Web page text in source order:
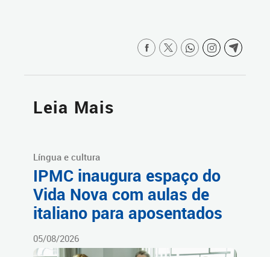
Leia Mais
Língua e cultura
IPMC inaugura espaço do
Vida Nova com aulas de
italiano para aposentados
05/08/2026